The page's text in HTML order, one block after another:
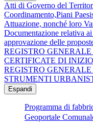
Atti di Governo del
Coordinamento,Piani
Attuazione, nonché loro
Documentazione relativa
approvazione delle
REGISTRO
CERTIFICATE DI
REGISTRO
STRUMENTI
Espandi
Programma di
Geoportale